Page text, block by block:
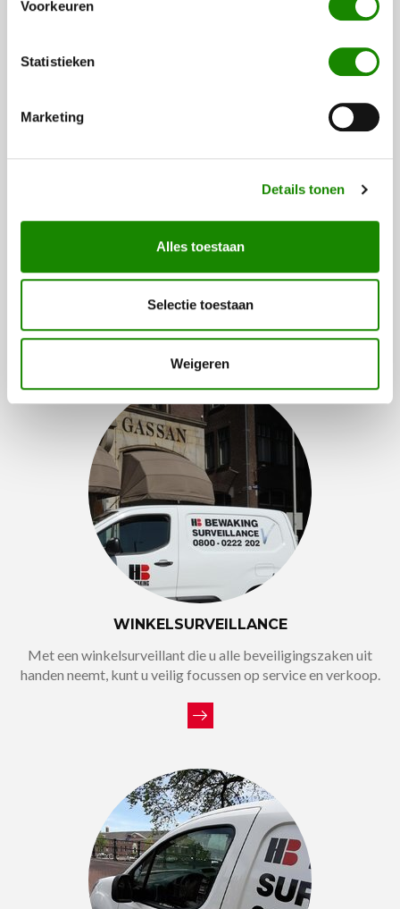
Voorkeuren
Statistieken
Marketing
Details tonen
Alles toestaan
Selectie toestaan
Weigeren
wordt (vervolg)schade zo veel mogelijk voorkomen.
WINKELSURVEILLANCE
Met een winkelsurveillant die u alle beveiligingszaken uit
handen neemt, kunt u veilig focussen op service en verkoop.